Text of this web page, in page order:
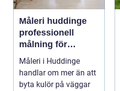
Måleri huddinge
professionell
målning för
hållbara resultat
Måleri i Huddinge
handlar om mer än att
byta kulör på väggar